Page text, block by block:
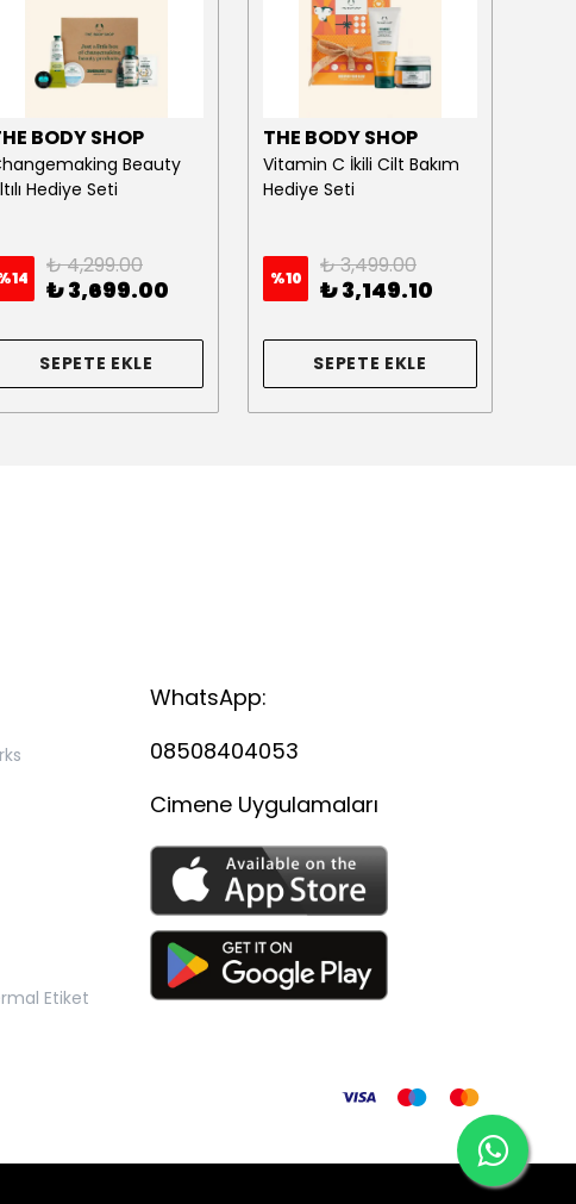
BODY SHOP
Beauty
Hediye Seti
14 ₺ 4,299.00
₺ 3,699.00
SEPETE EKLE
THE BODY SHOP
Vitamin C İkili Cilt Bakım
Hediye Seti
%10 ₺ 3,499.00
₺ 3,149.10
SEPETE EKLE
Etiket
WhatsApp:
08508404053
Cimene Uygulamaları